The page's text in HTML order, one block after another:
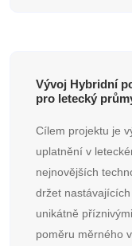
Vývoj Hybridní
pro letecký
Cílem projektu je
uplatnění v
nejnovějších
držet
unikátně
poměru měrného